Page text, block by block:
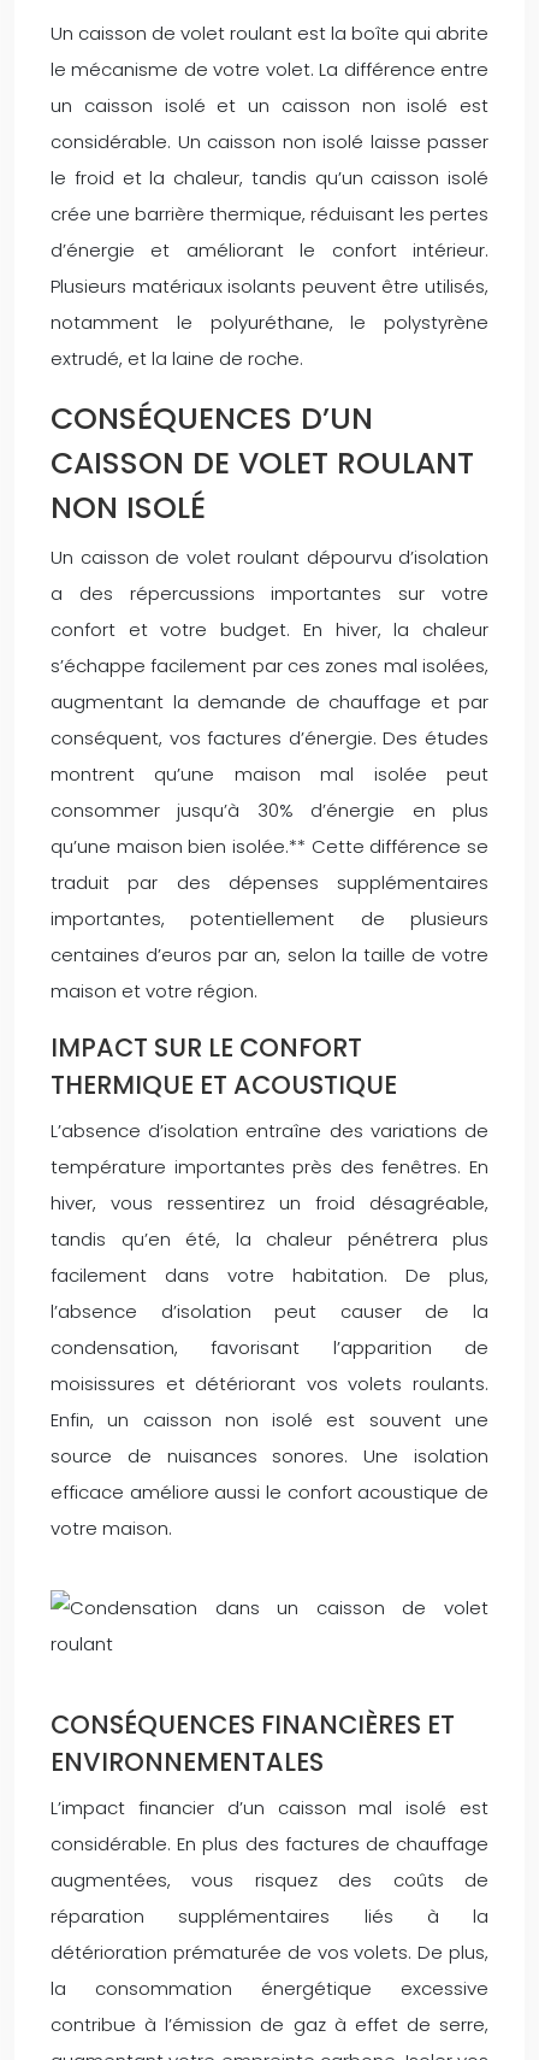
Un caisson de volet roulant est la boîte qui abrite
le mécanisme de votre volet. La différence entre
un caisson isolé et un caisson non isolé est
considérable. Un caisson non isolé laisse passer
le froid et la chaleur, tandis qu’un caisson isolé
crée une barrière thermique, réduisant les pertes
d’énergie et améliorant le confort intérieur.
Plusieurs matériaux isolants peuvent être utilisés,
notamment le polyuréthane, le polystyrène
extrudé, et la laine de roche.
CONSÉQUENCES D’UN
CAISSON DE VOLET ROULANT
NON ISOLÉ
Un caisson de volet roulant dépourvu d’isolation
a des répercussions importantes sur votre
confort et votre budget. En hiver, la chaleur
s’échappe facilement par ces zones mal isolées,
augmentant la demande de chauffage et par
conséquent, vos factures d’énergie. Des études
montrent qu’une maison mal isolée peut
consommer jusqu’à 30% d’énergie en plus
qu’une maison bien isolée.** Cette différence se
traduit par des dépenses supplémentaires
importantes, potentiellement de plusieurs
centaines d’euros par an, selon la taille de votre
maison et votre région.
IMPACT SUR LE CONFORT
THERMIQUE ET ACOUSTIQUE
L’absence d’isolation entraîne des variations de
température importantes près des fenêtres. En
hiver, vous ressentirez un froid désagréable,
tandis qu’en été, la chaleur pénétrera plus
facilement dans votre habitation. De plus,
l’absence d’isolation peut causer de la
condensation, favorisant l’apparition de
moisissures et détériorant vos volets roulants.
Enfin, un caisson non isolé est souvent une
source de nuisances sonores. Une isolation
efficace améliore aussi le confort acoustique de
votre maison.
CONSÉQUENCES FINANCIÈRES ET
ENVIRONNEMENTALES
L’impact financier d’un caisson mal isolé est
considérable. En plus des factures de chauffage
augmentées, vous risquez des coûts de
réparation supplémentaires liés à la
détérioration prématurée de vos volets. De plus,
la consommation énergétique excessive
contribue à l’émission de gaz à effet de serre,